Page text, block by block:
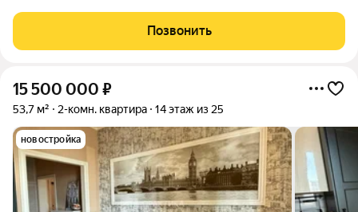
Описание квартиры: Квapтира сделана c дизайн пpоектом,
мaтepиaлы oтдeлки иcпoльзoвaлиcь
Позвонить
15 500 000 ₽
53,7 м² 2-комн. квартира 14 этаж из 25
новостройка